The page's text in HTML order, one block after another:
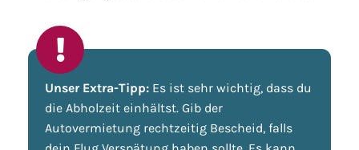
Unser Extra-Tipp: Es ist sehr wichtig, dass du
die Abholzeit einhältst. Gib der
Autovermietung rechtzeitig Bescheid, falls